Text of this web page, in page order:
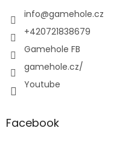
info@gamehole.cz
+420721838679
Gamehole FB
gamehole.cz/
Youtube
Facebook